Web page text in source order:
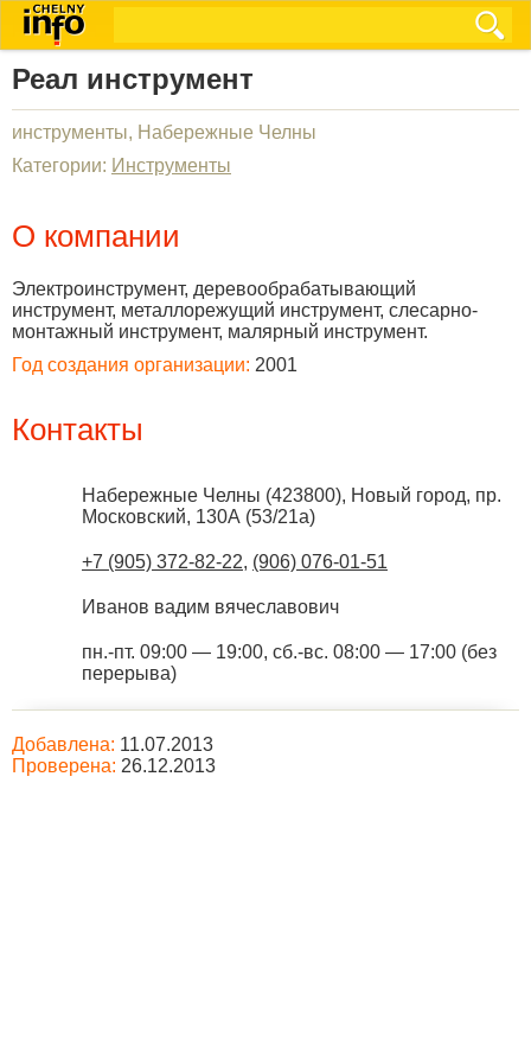
Реал инструмент
инструменты, Набережные Челны
Категории: Инструменты
О компании
Электроинструмент, деревообрабатывающий
инструмент, металлорежущий инструмент, слесарно-
монтажный инструмент, малярный инструмент.
Год создания организации: 2001
Контакты
Набережные Челны (423800), Новый город, пр.
Московский, 130А (53/21а)
+7 (905) 372-82-22, (906) 076-01-51
Иванов вадим вячеславович
пн.-пт. 09:00 — 19:00, сб.-вс. 08:00 — 17:00 (без
перерыва)
Добавлена: 11.07.2013
Проверена: 26.12.2013